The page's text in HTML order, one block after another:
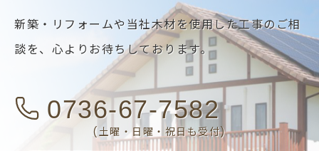
新築・リフォームや当社木材を使用した工事のご相
談を、 心よりお待ちしております。
0736-67-7582
(土曜・日曜・祝日も受付)